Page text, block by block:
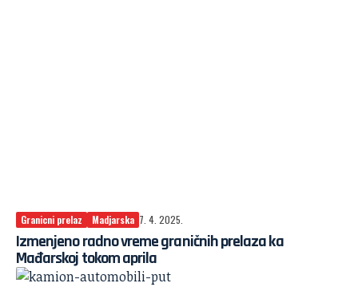
Granicni prelaz Madjarska 7. 4. 2025.
Izmenjeno radno vreme graničnih prelaza ka
Mađarskoj tokom aprila